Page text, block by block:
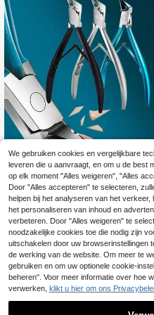
Gebarsten Nagels Trimmen, Ideaal
voor Dagelijkse Lichaamsverzorgin
g, Handverzorging en Reinigingsger
eedschap, Essentiële Benodigdhed
en voor Thuis en Reizen - Compact
e en Draagbare Nagelbenodigdhed
en, Kan Worden Gebruikt na Terugk
eer naar School en als Vaderdagca
deau. Zomerse Speciale Aanbiedin
g Nagelverzorgingsproducten, Nag
elriemduwer.
Professionele nagelknipper, roestvri
jstalen nagelknipper, nagelverzorgi
ngstool voor ingegroeide teennagel
s
4.18€
We gebruiken cookies en vergelijkbare
leveren die u aanvraagt, en om u de best
op elk moment "Alles weigeren", "Alles
Door "Alles accepteren" te selecteren,
helpen bij het analyseren van het
het personaliseren van inhoud en
verbeteren. Door "Alles weigeren" te
noodzakelijke cookies toe die nodig zijn
uitschakelen door uw browserinstellingen
de werking van de website. Om meer te
gebruiken en om uw optionele cookie-
beheren". Voor meer informatie over hoe
verwerken, klikt u hier om ons